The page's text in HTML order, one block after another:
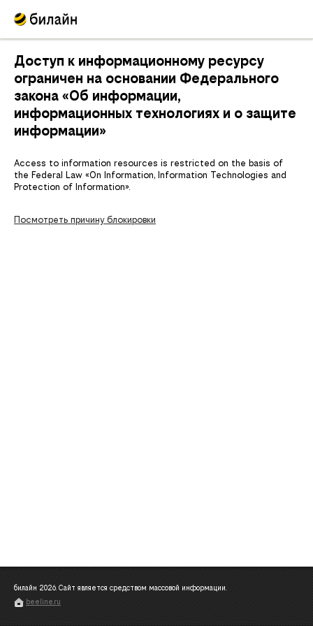
Доступ к информационному ресурсу
ограничен на основании Федерального
закона «Об информации,
информационных технологиях и о защите
информации»
Access to information resources is restricted on the basis of
the Federal Law «On Information, Information Technologies and
Protection of Information».
Посмотреть причину блокировки
билайн 2026. Сайт является средством массовой информации.
beeline.ru